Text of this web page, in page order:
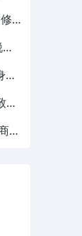
多
发
推